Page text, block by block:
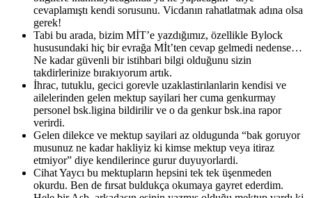
cevaplamıştı kendi sorusunu. Vicdanın rahatlatmak adına olsa
gerek!
Tabi bu arada, bizim MİT’e yazdığımız, özellikle Bylock
hususundaki hiç bir evrağa Mİt’ten cevap gelmedi nedense…
Ne kadar güvenli bir istihbari bilgi olduğunu sizin
takdirlerinize bırakıyorum artık.
İhrac, tutuklu, gecici gorevle uzaklastirılanlarin kendisi ve
ailelerinden gelen mektup sayilari her cuma genkurmay
personel bsk.ligina bildirilir ve o da genkur bsk.ina rapor
verirdi.
Gelen dilekce ve mektup sayilari az oldugunda “bak goruyor
musunuz ne kadar hakliyiz ki kimse mektup veya itiraz
etmiyor” diye kendilerince gurur duyuyorlardi.
Cihat Yaycı bu mektupların hepsini tek tek üşenmeden
okurdu. Ben de fırsat buldukça okumaya gayret ederdim.